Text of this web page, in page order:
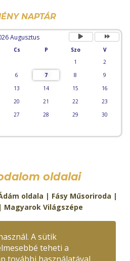
NAPTÁR
Augusztus
Cs P Szo
V
1
2
6 7 8
9
13 14 15
16
20 21 22
23
27 28 29
30
oldalai
oldala | Fásy Műsoriroda |
| Magyarok Világszépe
Telefon:+36-30/488-2719
A sütik
teheti a